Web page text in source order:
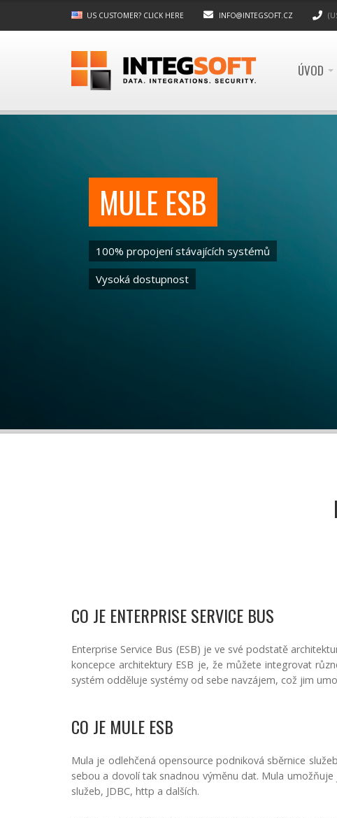
US CUSTOMER? CLICK HERE INFO@INTEGSOFT.CZ
ÚVOD
MULE ESB
100% propojení stávajících systémů
Vysoká dostupnost
CO JE ENTERPRISE SERVICE BUS
Enterprise Service Bus (ESB) je ve své podstatě
koncepce architektury ESB je, že můžete integrovat
systém odděluje systémy od sebe navzájem, což jim
CO JE MULE ESB
Mula je odlehčená opensource podniková sběrnice
sebou a dovolí tak snadnou výměnu dat. Mula
služeb, JDBC, http a dalších.